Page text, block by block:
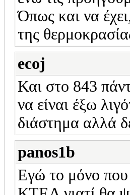
Όπως και να
της
ecoj
Και στο 843
να είναι έξω
διάστημα αλλά
panos1b
Εγώ το μόνο που